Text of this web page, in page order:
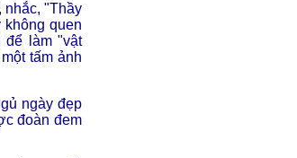
nhắc, "Thầy
quen
để làm "vật
tấm ảnh
ngày đẹp
đoàn đem